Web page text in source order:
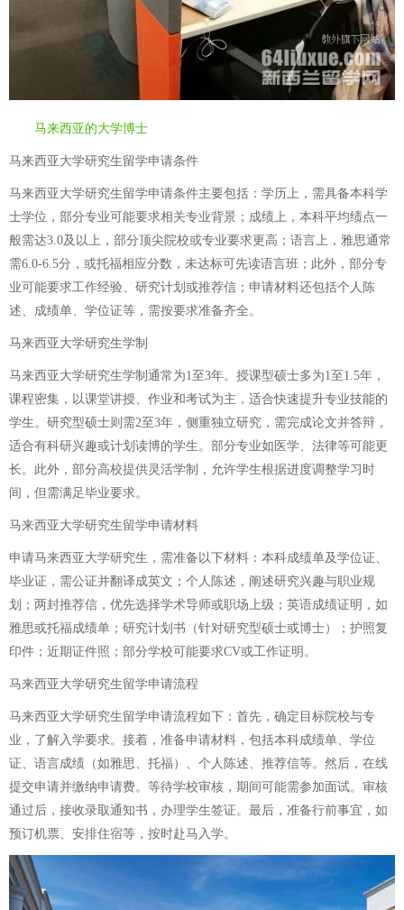
马来西亚的大学博士
马来西亚大学研究生留学申请条件
马来西亚大学研究生留学申请条件主要包括：学历上，需具备本科学
士学位，部分专业可能要求相关专业背景；成绩上，本科平均绩点一
般需达3.0及以上，部分顶尖院校或专业要求更高；语言上，雅思通常
需6.0-6.5分，或托福相应分数，未达标可先读语言班；此外，部分专
业可能要求工作经验、研究计划或推荐信；申请材料还包括个人陈
述、成绩单、学位证等，需按要求准备齐全。
马来西亚大学研究生学制
马来西亚大学研究生学制通常为1至3年。授课型硕士多为1至1.5年，
课程密集，以课堂讲授、作业和考试为主，适合快速提升专业技能的
学生。研究型硕士则需2至3年，侧重独立研究，需完成论文并答辩，
适合有科研兴趣或计划读博的学生。部分专业如医学、法律等可能更
长。此外，部分高校提供灵活学制，允许学生根据进度调整学习时
间，但需满足毕业要求。
马来西亚大学研究生留学申请材料
申请马来西亚大学研究生，需准备以下材料：本科成绩单及学位证、
毕业证，需公证并翻译成英文；个人陈述，阐述研究兴趣与职业规
划；两封推荐信，优先选择学术导师或职场上级；英语成绩证明，如
雅思或托福成绩单；研究计划书（针对研究型硕士或博士）；护照复
印件；近期证件照；部分学校可能要求CV或工作证明。
马来西亚大学研究生留学申请流程
马来西亚大学研究生留学申请流程如下：首先，确定目标院校与专
业，了解入学要求。接着，准备申请材料，包括本科成绩单、学位
证、语言成绩（如雅思、托福）、个人陈述、推荐信等。然后，在线
提交申请并缴纳申请费。等待学校审核，期间可能需参加面试。审核
通过后，接收录取通知书，办理学生签证。最后，准备行前事宜，如
预订机票、安排住宿等，按时赴马入学。